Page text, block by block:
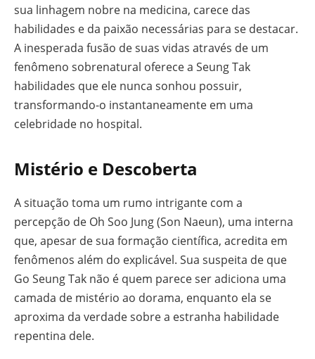
sua linhagem nobre na medicina, carece das
habilidades e da paixão necessárias para se destacar.
A inesperada fusão de suas vidas através de um
fenômeno sobrenatural oferece a Seung Tak
habilidades que ele nunca sonhou possuir,
transformando-o instantaneamente em uma
celebridade no hospital.
Mistério e Descoberta
A situação toma um rumo intrigante com a
percepção de Oh Soo Jung (Son Naeun), uma interna
que, apesar de sua formação científica, acredita em
fenômenos além do explicável. Sua suspeita de que
Go Seung Tak não é quem parece ser adiciona uma
camada de mistério ao dorama, enquanto ela se
aproxima da verdade sobre a estranha habilidade
repentina dele.